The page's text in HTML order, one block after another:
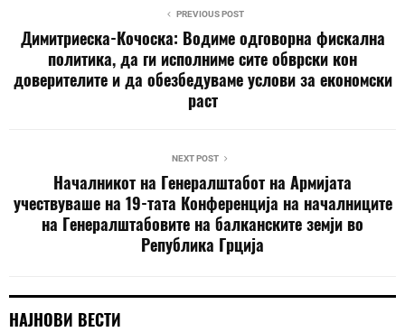
PREVIOUS POST
Димитриеска-Кочоска: Водиме одговорна фискална
политика, да ги исполниме сите обврски кон
доверителите и да обезбедуваме услови за економски
раст
NEXT POST
Началникот на Генералштабот на Армијата
учествуваше на 19-тата Конференција на началниците
на Генералштабовите на балканските земји во
Република Грција
НАЈНОВИ ВЕСТИ